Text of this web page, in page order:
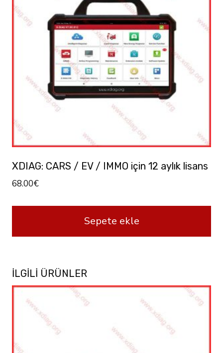
XDIAG: CARS / EV / IMMO için 12 aylık lisans
68.00€
Sepete ekle
İLGILI ÜRÜNLER